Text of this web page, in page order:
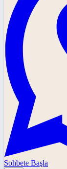
Sohbete Başla